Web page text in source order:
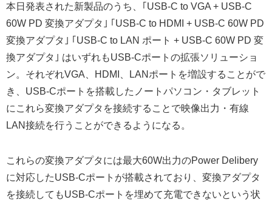
本日発表された新製品のうち、｢USB-C to VGA + USB-C
60W PD 変換アダプタ｣ ｢USB-C to HDMI + USB-C 60W PD
変換アダプタ｣ ｢USB-C to LAN ポート + USB-C 60W PD 変
換アダプタ｣ はいずれもUSB-Cポートの拡張ソリューショ
ン。それぞれVGA、HDMI、LANポートを増設することがで
き、USB-Cポートを搭載したノートパソコン・タブレット
にこれら変換アダプタを接続することで映像出力・有線
LAN接続を行うことができるようになる。
これらの変換アダプタには最大60W出力のPower Delibery
に対応したUSB-Cポートが搭載されており、変換アダプタ
を接続してもUSB-Cポートを埋めて充電できないという状